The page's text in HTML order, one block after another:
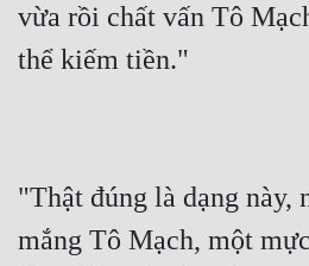
vừa rồi chất vấn Tô
thể kiếm tiền."
"Thật đúng là dạng này,
mắng Tô Mạch, một